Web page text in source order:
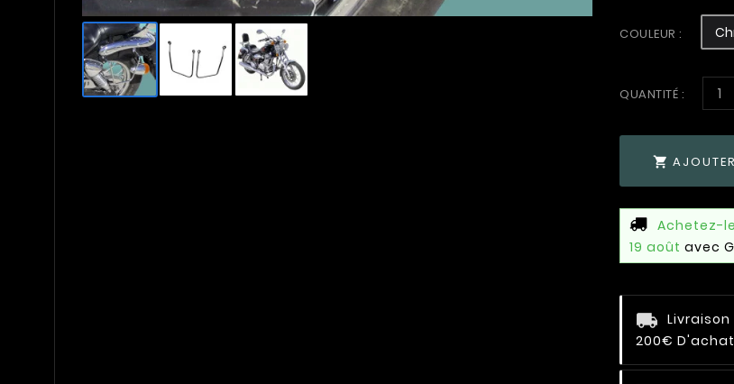
COULEUR :
QUANTITÉ :

Achetez-
19 août avec
Livraison
200€ D'achat